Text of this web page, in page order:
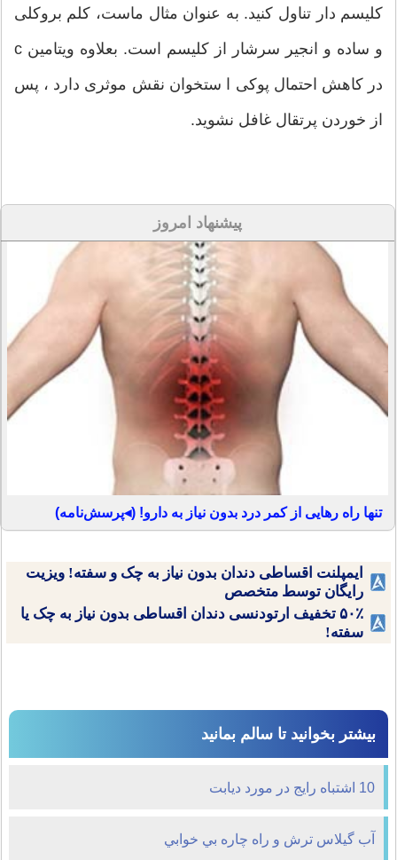
کلیسم دار تناول کنید. به عنوان مثال ماست، کلم بروکلی
و ساده و انجیر سرشار از کلیسم است. بعلاوه ویتامین c
در کاهش احتمال پوکی ا ستخوان نقش موثری دارد ، پس
از خوردن پرتقال غافل نشوید.
پیشنهاد امروز
تنها راه رهایی از کمر درد بدون نیاز به دارو! (◂پرسش‌نامه)
ایمپلنت اقساطی دندان بدون نیاز به چک و سفته! ویزیت
رایگان توسط متخصص
۵۰٪ تخفیف ارتودنسی دندان اقساطی بدون نیاز به چک یا
سفته!
بیشتر بخوانید تا سالم بمانید
10 اشتباه رايج در مورد ديابت
آب گيلاس ترش و راه چاره بي خوابي